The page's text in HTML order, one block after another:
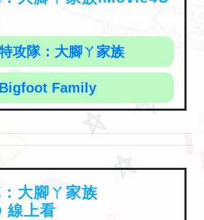
攻隊：大腳ㄚ家族
Bigfoot Family
大腳ㄚ家族
線上看